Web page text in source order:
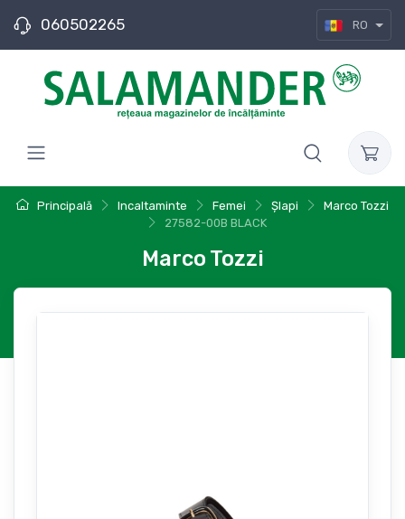
060502265 RO
Principală Incaltaminte Femei Șlapi
Marco Tozzi
27582-00B BLACK
Marco Tozzi